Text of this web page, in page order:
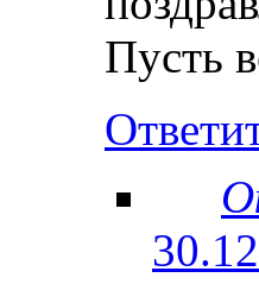
Пусть